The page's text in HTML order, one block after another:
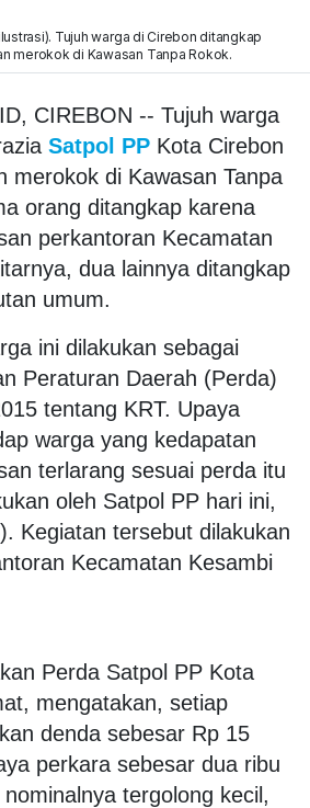
Tujuh warga di Cirebon ditangkap
merokok di Kawasan Tanpa Rokok.
CIREBON -- Tujuh warga
Satpol PP Kota Cirebon
merokok di Kawasan Tanpa
orang ditangkap karena
perkantoran Kecamatan
dua lainnya ditangkap
umum.
ini dilakukan sebagai
Peraturan Daerah (Perda)
tentang KRT. Upaya
warga yang kedapatan
terlarang sesuai perda itu
oleh Satpol PP hari ini,
Kegiatan tersebut dilakukan
Kecamatan Kesambi
Perda Satpol PP Kota
mengatakan, setiap
denda sebesar Rp 15
perkara sebesar dua ribu
tergolong kecil,